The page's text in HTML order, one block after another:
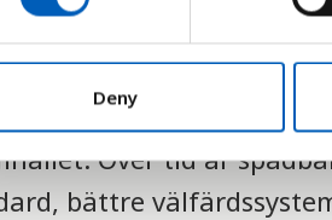
Deny
och därför är
Över tid är
bättre